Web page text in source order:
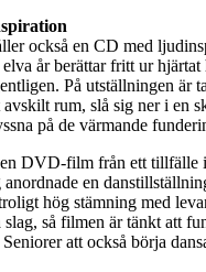
också en CD med
år berättar fritt ur hjärtat
På utställningen är
rum, slå sig ner i en
på de värmande
DVD-film från ett tillfälle
en
hög stämning med
så filmen är tänkt att
att också börja